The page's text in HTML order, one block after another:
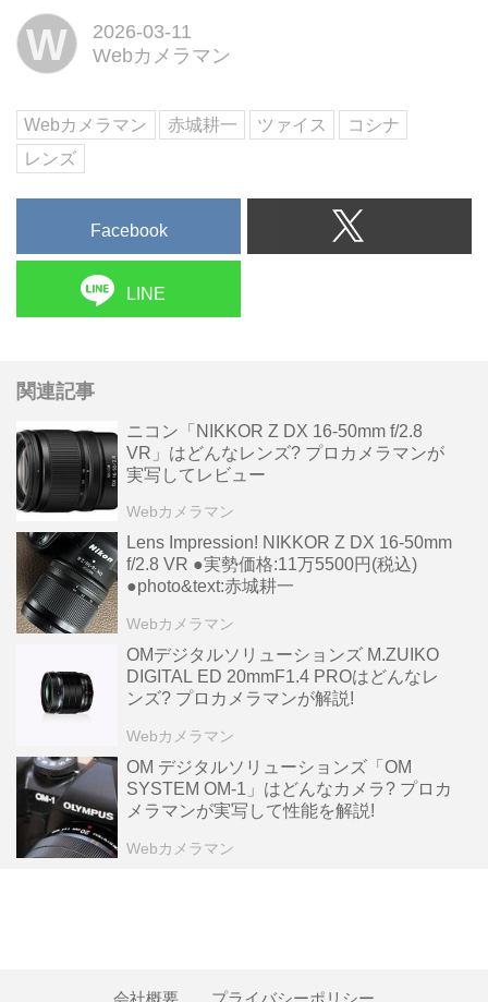
年、ミラーレス用にリニューアル
ML 1.4/85"をリリース。本製品は
その流れを受けた第三弾の...
W
2026-03-11
Webカメラマン
Webカメラマン 赤城耕一 ツァイス
コシナ
レンズ
Facebook
LINE
関連記事
ニコン「NIKKOR Z DX 16-50mm f/2.8
VR」はどんなレンズ? プロカメラマンが
実写してレビュー
Webカメラマン
Lens Impression! NIKKOR Z DX 16-50mm
f/2.8 VR ●実勢価格:11万5500円(税込)
●photo&text:赤城耕一
Webカメラマン
OMデジタルソリューションズ M.ZUIKO
DIGITAL ED 20mmF1.4 PROはどんなレ
ンズ? プロカメラマンが解説!
Webカメラマン
OM デジタルソリューションズ「OM
SYSTEM OM-1」はどんなカメラ? プロカ
メラマンが実写して性能を解説!
Webカメラマン